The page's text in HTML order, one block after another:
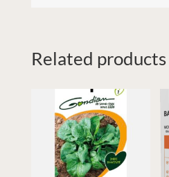
Related products